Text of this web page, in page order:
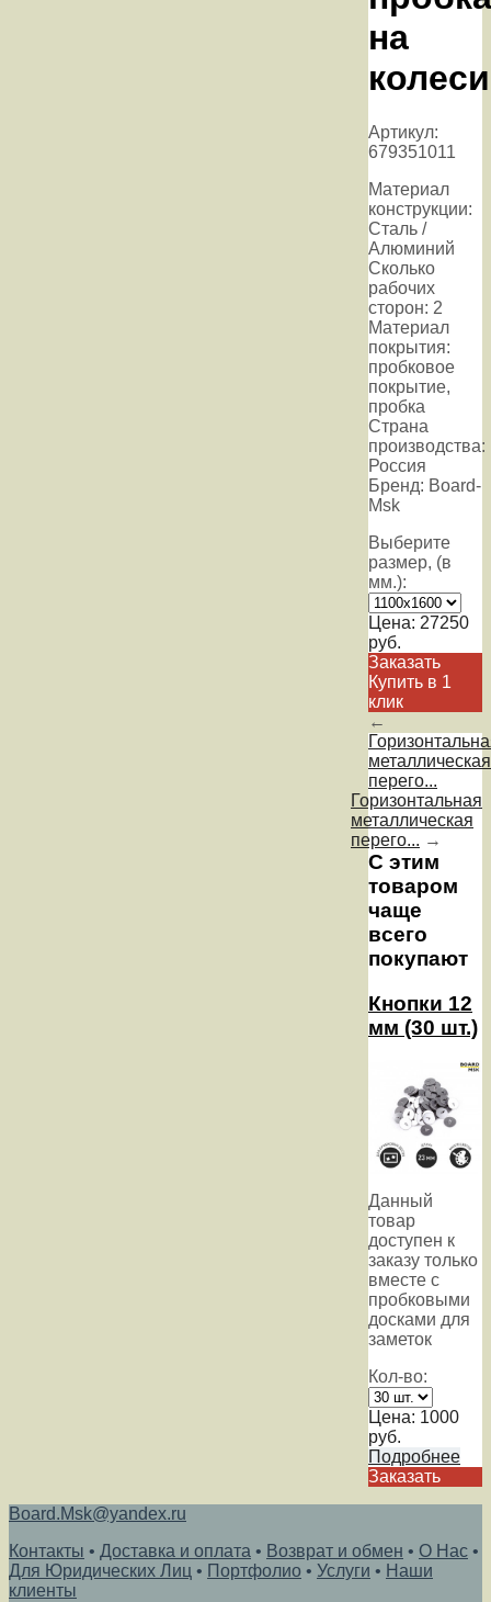
на
Артикул:
679351011
Материал
конструкции:
Сталь /
Алюминий
Сколько
рабочих
сторон: 2
Материал
покрытия:
пробковое
покрытие,
пробка
Страна
производства:
Россия
Бренд: Board-
Msk
Выберите
размер, (в
мм.):
Цена: 27250
руб.
Заказать
Купить в 1
клик
←
металлическая
перего...
Горизонтальная
металлическая
перего... →
С этим
товаром
чаще
всего
покупают
Кнопки 12
мм (30 шт.)
Данный
товар
доступен к
заказу только
вместе с
пробковыми
досками для
заметок
Кол-во:
Цена: 1000
руб.
Подробнее
Заказать
Board.Msk@yandex.ru
Контакты • Доставка и оплата • Возврат и обмен • О Нас •
Для Юридических Лиц • Портфолио • Услуги • Наши
клиенты